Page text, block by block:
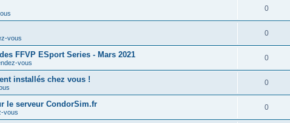
0
vous
0
FFVP ESport Series - Mars 2021
vous
0
installés chez vous ! 0
le serveur CondorSim.fr
vous
0